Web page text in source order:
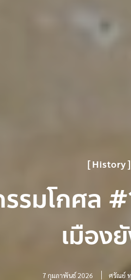
History
รมโกศล
เมือง
7 กุมภาพันธ์ 2026 ศรัณย์